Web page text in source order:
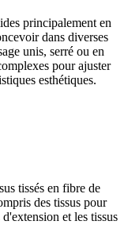
principalement en
dans diverses
unis, serré ou en
pour ajuster
esthétiques.
tissés en fibre de
des tissus pour
et les tissus